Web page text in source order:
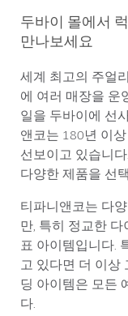
두바이 몰에서
만나보세요
세계 최고의 주얼
에 여러 매장을 운
일을 두바이에 선
앤코는 180년 이
선보이고 있습니
다양한 제품을 선
티파니앤코는 다
만, 특히 정교한
표 아이템입니다.
고 있다면 더 이상
딩 아이템은 모든
다.